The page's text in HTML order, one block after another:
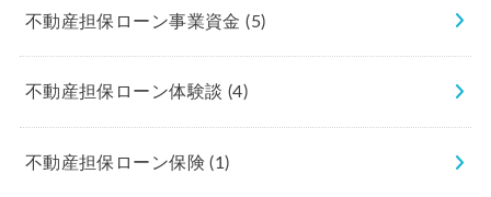
不動産担保ローン事業資金(5)
不動産担保ローン体験談 (4)
不動産担保ローン保険(1)